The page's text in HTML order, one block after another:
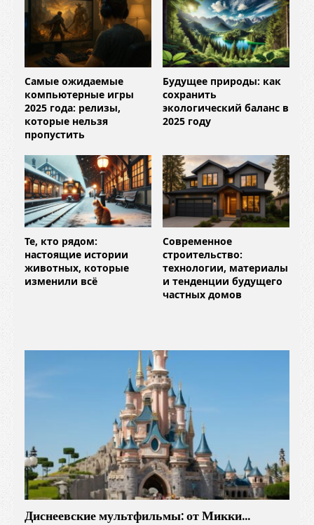
Самые ожидаемые
компьютерные игры
2025 года: релизы,
которые нельзя
пропустить
Будущее природы: как
сохранить
экологический баланс в
2025 году
Те, кто рядом:
настоящие истории
животных, которые
изменили всё
Современное
строительство:
технологии, материалы
и тенденции будущего
частных домов
Диснеевские мультфильмы: от Микки…